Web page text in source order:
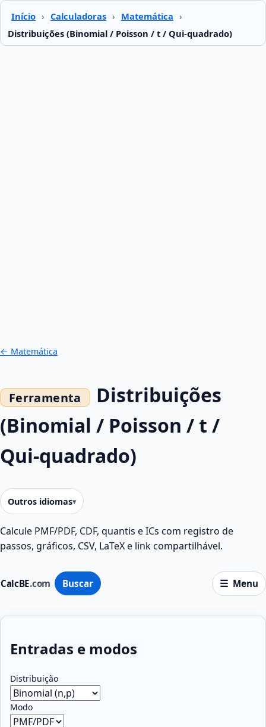
Início › Calculadoras › Matemática ›
Distribuições (Binomial / Poisson / t / Qui‑quadrado)
CalcBE.com Buscar Menu
← Matemática
Distribuições
(Binomial / Poisson / t /
Qui‑quadrado)
Outros idiomas
Calcule PMF/PDF, CDF, quantis e ICs com registro de
passos, gráficos, CSV, LaTeX e link compartilhável.
Entradas e modos
Distribuição
Modo